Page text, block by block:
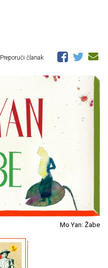
Preporuči članak
Mo Yan: Žabe